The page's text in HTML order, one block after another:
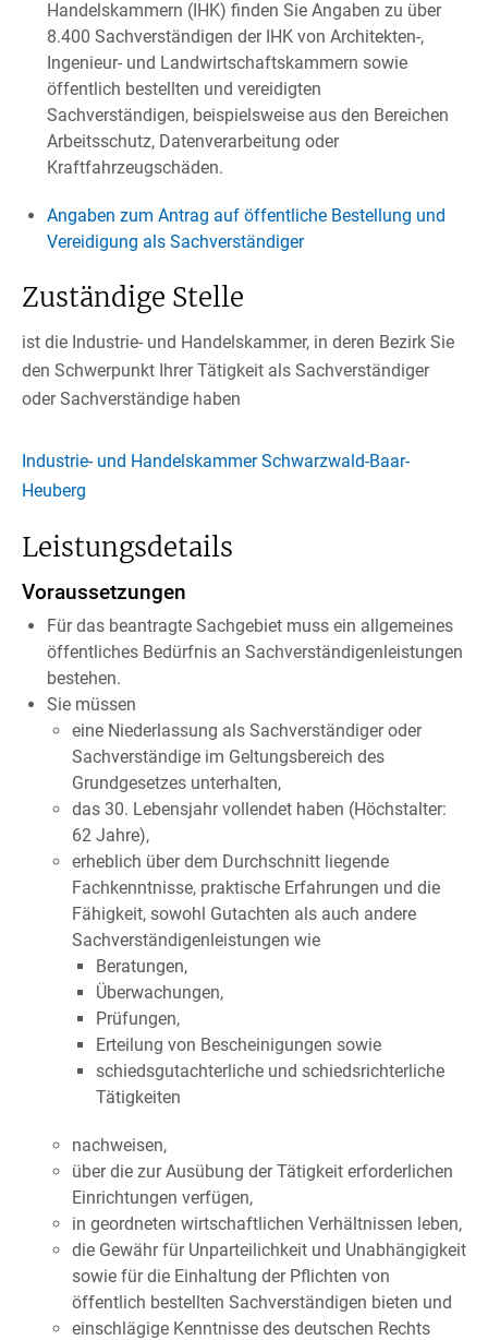
Handelskammern (IHK) finden Sie Angaben zu über
8.400 Sachverständigen der IHK von Architekten-,
Ingenieur- und Landwirtschaftskammern sowie
öffentlich bestellten und vereidigten
Sachverständigen, beispielsweise aus den Bereichen
Arbeitsschutz, Datenverarbeitung oder
Kraftfahrzeugschäden.
Angaben zum Antrag auf öffentliche Bestellung und
Vereidigung als Sachverständiger
Zuständige Stelle
ist die Industrie- und Handelskammer, in deren Bezirk Sie
den Schwerpunkt Ihrer Tätigkeit als Sachverständiger
oder Sachverständige haben
Industrie- und Handelskammer Schwarzwald-Baar-
Heuberg
Leistungsdetails
Voraussetzungen
Für das beantragte Sachgebiet muss ein allgemeines
öffentliches Bedürfnis an Sachverständigenleistungen
bestehen.
Sie müssen
eine Niederlassung als Sachverständiger oder
Sachverständige im Geltungsbereich des
Grundgesetzes unterhalten,
das 30. Lebensjahr vollendet haben (Höchstalter:
62 Jahre),
erheblich über dem Durchschnitt liegende
Fachkenntnisse, praktische Erfahrungen und die
Fähigkeit, sowohl Gutachten als auch andere
Sachverständigenleistungen wie
Beratungen,
Überwachungen,
Prüfungen,
Erteilung von Bescheinigungen sowie
schiedsgutachterliche und schiedsrichterliche
Tätigkeiten
nachweisen,
über die zur Ausübung der Tätigkeit erforderlichen
Einrichtungen verfügen,
in geordneten wirtschaftlichen Verhältnissen leben,
die Gewähr für Unparteilichkeit und Unabhängigkeit
sowie für die Einhaltung der Pflichten von
öffentlich bestellten Sachverständigen bieten und
einschlägige Kenntnisse des deutschen Rechts